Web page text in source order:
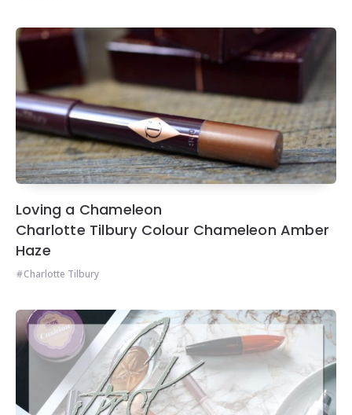
Loving a Chameleon
Charlotte Tilbury Colour Chameleon Amber
Haze
Charlotte Tilbury